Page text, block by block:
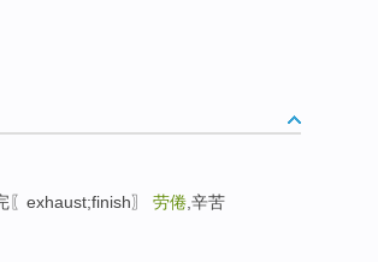
〖exhaust;finish〗 劳倦 ,辛苦